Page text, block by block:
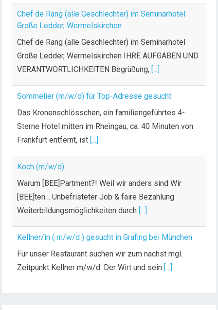
Chef de Rang (alle Geschlechter) im Seminarhotel
Große Ledder, Wermelskirchen
Chef de Rang (alle Geschlechter) im Seminarhotel
Große Ledder, Wermelskirchen IHRE AUFGABEN UND
VERANTWORTLICHKEITEN Begrüßung, [...]
Sommelier (m/w/d) für Top-Adresse gesucht
Das Kronenschlösschen, ein familiengeführtes 4-
Sterne Hotel mitten im Rheingau, ca. 40 Minuten von
Frankfurt entfernt, ist [...]
Koch (m/w/d)
Warum [BEE]Partment?! Weil wir anders sind Wir
[BEE]ten… Unbefristeter Job & faire Bezahlung
Weiterbildungsmöglichkeiten durch [...]
Kellner/in ( m/w/d ) gesucht in Grafing bei München
Für unser Restaurant suchen wir zum nächst mgl.
Zeitpunkt Kellner m/w/d. Der Wirt und sein [...]